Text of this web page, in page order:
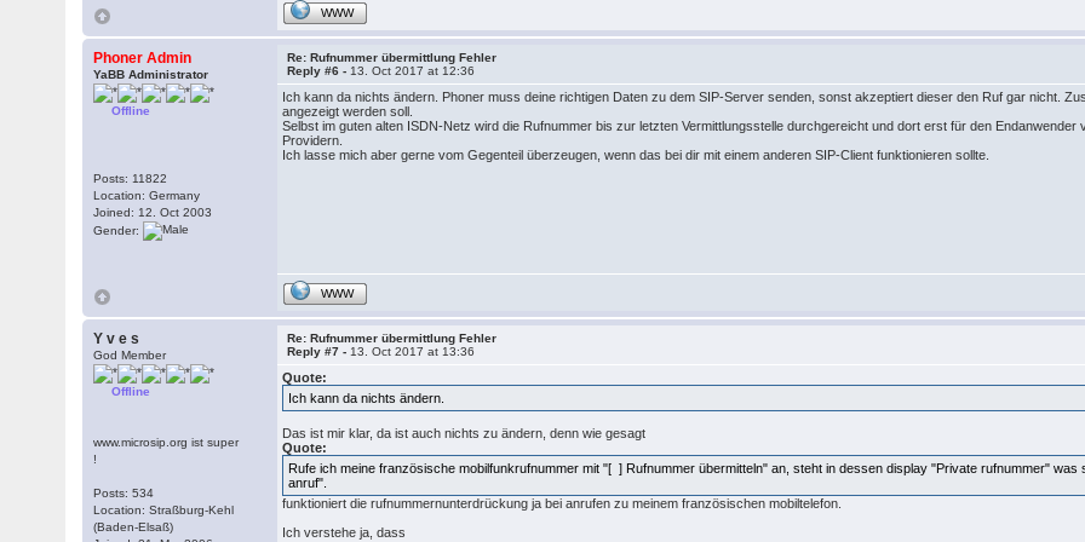
WWW
Phoner Admin
YaBB Administrator
Offline
Posts: 11822
Location: Germany
Joined: 12. Oct 2003
Gender:
Re: Rufnummer übermittlung Fehler
Reply #6 - 13. Oct 2017 at 12:36
Ich kann da nichts ändern. Phoner muss deine richtigen Daten zu dem SIP-Server senden, sonst akzeptiert dieser den Ruf gar nicht.
angezeigt werden soll.
Selbst im guten alten ISDN-Netz wird die Rufnummer bis zur letzten Vermittlungsstelle durchgereicht und dort erst für den
Providern.
Ich lasse mich aber gerne vom Gegenteil überzeugen, wenn das bei dir mit einem anderen SIP-Client funktionieren sollte.
WWW
Y v e s
God Member
Offline
www.microsip.org ist super
!
Posts: 534
Location: Straßburg-Kehl
(Baden-Elsaß)
Re: Rufnummer übermittlung Fehler
Reply #7 - 13. Oct 2017 at 13:36
Quote:
Ich kann da nichts ändern.
Das ist mir klar, da ist auch nichts zu ändern, denn wie gesagt
Quote:
Rufe ich meine französische mobilfunkrufnummer mit "[ ] Rufnummer übermitteln" an, steht in dessen display "Private rufnummer"
anruf".
funktioniert die rufnummernunterdrückung ja bei anrufen zu meinem französischen mobiltelefon.
Ich verstehe ja, dass